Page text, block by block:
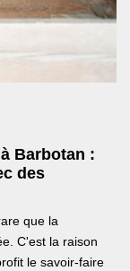
Barbotan :
des
que la
C'est la raison
le savoir-faire